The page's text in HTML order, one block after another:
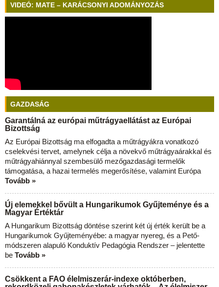
VIDEÓ: MATE – KARÁCSONYI ADOMÁNYOZÁS
GAZDASÁG
Garantálná az európai műtrágyaellátást az Európai
Bizottság
Az Európai Bizottság ma elfogadta a műtrágyákra vonatkozó
cselekvési tervet, amelynek célja a növekvő műtrágyaárakkal és
műtrágyahiánnyal szembesülő mezőgazdasági termelők
támogatása, a hazai termelés megerősítése, valamint Európa
Tovább »
Új elemekkel bővült a Hungarikumok Gyűjteménye és a
Magyar Értéktár
A Hungarikum Bizottság döntése szerint két új érték került be a
Hungarikumok Gyűjteményébe: a magyar nyereg, és a Pető-
módszeren alapuló Konduktív Pedagógia Rendszer – jelentette
be Tovább »
Csökkent a FAO élelmiszerár-indexe októberben,